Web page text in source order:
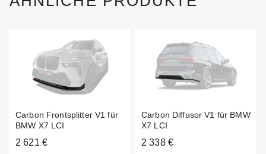
Carbon Frontsplitter V1 für
BMW X7 LCI
2 621 €
Carbon Diffusor V1 für BMW
X7 LCI
2 338 €